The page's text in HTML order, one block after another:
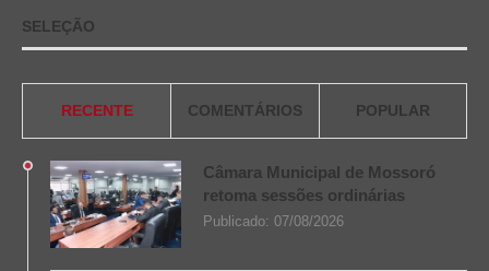
SELEÇÃO
RECENTE COMENTÁRIOS POPULAR
Câmara Municipal de Mossoró
retoma sessões ordinárias
Publicado: 07/08/2026